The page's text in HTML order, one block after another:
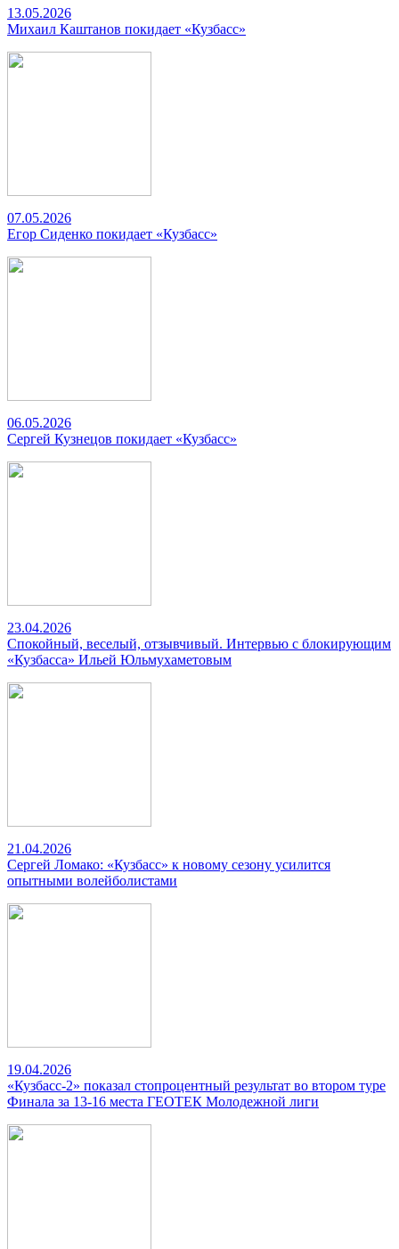
13.05.2026
Михаил Каштанов покидает «Кузбасс»
07.05.2026
Егор Сиденко покидает «Кузбасс»
06.05.2026
Сергей Кузнецов покидает «Кузбасс»
23.04.2026
Спокойный, веселый, отзывчивый. Интервью с блокирующим
«Кузбасса» Ильей Юльмухаметовым
21.04.2026
Сергей Ломако: «Кузбасс» к новому сезону усилится
опытными волейболистами
19.04.2026
«Кузбасс-2» показал стопроцентный результат во втором туре
Финала за 13-16 места ГЕОТЕК Молодежной лиги